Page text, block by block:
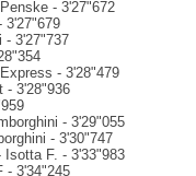
- 3'27"672
3'27"679
- 3'27"737
- 3'28"479
- 3'28"936
- 3'29"055
- 3'30"747
Isotta F. - 3'33"983
- 3'34"245